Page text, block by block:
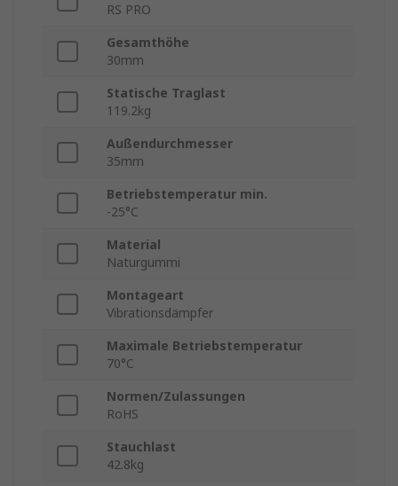
RS PRO
Gesamthöhe
30mm
Statische Traglast
119.2kg
Außendurchmesser
35mm
Betriebstemperatur min.
-25°C
Material
Naturgummi
Montageart
Vibrationsdämpfer
Maximale Betriebstemperatur
70°C
Normen/Zulassungen
RoHS
Stauchlast
42.8kg